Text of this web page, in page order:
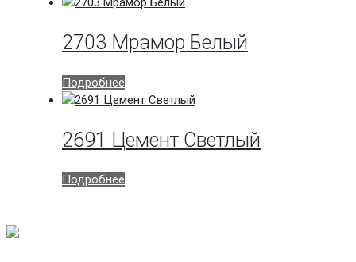
2703 Мрамор Белый
Подробнее
2691 Цемент Светлый
Подробнее